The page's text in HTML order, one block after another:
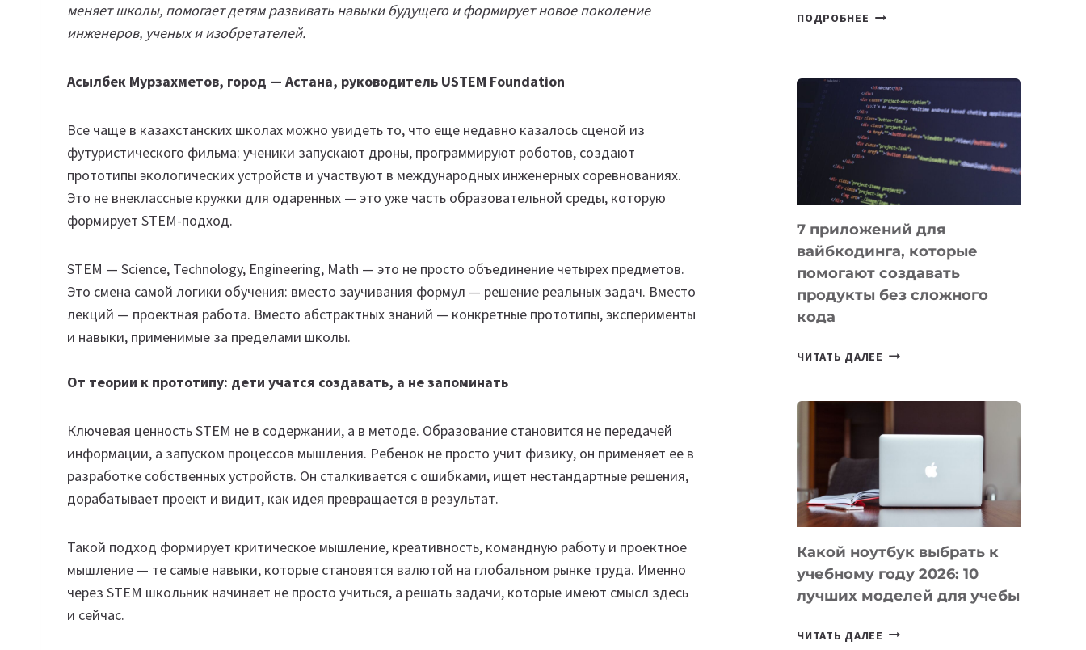
меняет школы, помогает детям развивать навыки будущего и формирует новое поколение
инженеров, ученых и изобретателей.
Асылбек Мурзахметов, город — Астана, руководитель USTEM Foundation
Все чаще в казахстанских школах можно увидеть то, что еще недавно казалось сценой из
футуристического фильма: ученики запускают дроны, программируют роботов, создают
прототипы экологических устройств и участвуют в международных инженерных соревнованиях.
Это не внеклассные кружки для одаренных — это уже часть образовательной среды, которую
формирует STEM-подход.
STEM — Science, Technology, Engineering, Math — это не просто объединение четырех предметов.
Это смена самой логики обучения: вместо заучивания формул — решение реальных задач. Вместо
лекций — проектная работа. Вместо абстрактных знаний — конкретные прототипы, эксперименты
и навыки, применимые за пределами школы.
От теории к прототипу: дети учатся создавать, а не запоминать
Ключевая ценность STEM не в содержании, а в методе. Образование становится не передачей
информации, а запуском процессов мышления. Ребенок не просто учит физику, он применяет ее в
разработке собственных устройств. Он сталкивается с ошибками, ищет нестандартные решения,
дорабатывает проект и видит, как идея превращается в результат.
Такой подход формирует критическое мышление, креативность, командную работу и проектное
мышление — те самые навыки, которые становятся валютой на глобальном рынке труда. Именно
через STEM школьник начинает не просто учиться, а решать задачи, которые имеют смысл здесь
и сейчас.
ПОДРОБНЕЕ
О
ВЕНЧУРНОМ
ФИНАНСИРОВАНИИ
7 приложений для
вайбкодинга, которые
помогают создавать
продукты без сложного
кода
ЧИТАТЬ ДАЛЕЕ 7
КОТОРЫЕ
СОЗДАВАТЬ
БЕЗ
КОДА
Какой ноутбук выбрать к
учебному году 2026: 10
лучших моделей для учебы
ЧИТАТЬ ДАЛЕЕ КАКОЙ